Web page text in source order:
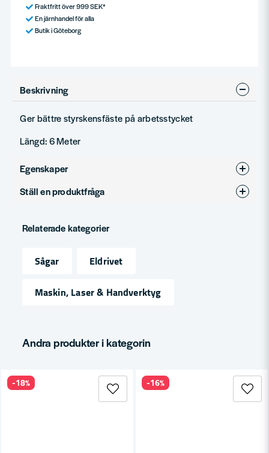
Fraktfritt över 999 SEK*
En järnhandel för alla
Butik i Göteborg
Beskrivning
Ger bättre styrskensfäste på arbetsstycket
Längd: 6 Meter
Egenskaper
Produkttyp
Ställ en produktfråga
Fråga oss något om denna produkten...
Namn
Ja, ni får publicera min fråga
Relaterade kategorier
Sågar
Eldrivet
Maskin, Laser & Handverktyg
Andra produkter i kategorin
-18% -16%